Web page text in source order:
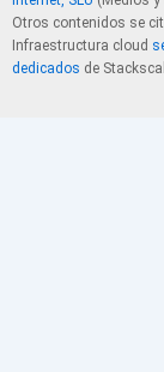
Otros contenidos se
Infraestructura cloud
dedicados de